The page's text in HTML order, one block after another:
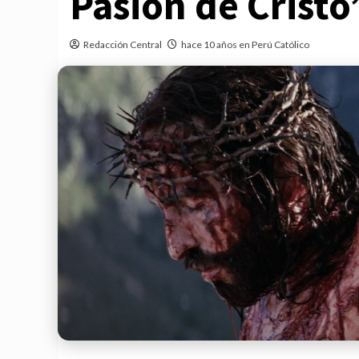
Redacción Central hace 10 años en Perú Católico